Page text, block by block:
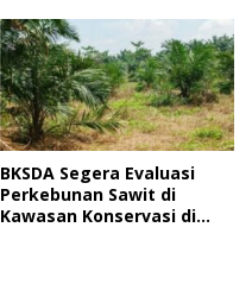
BKSDA Segera Evaluasi
Perkebunan Sawit di
Kawasan Konservasi di